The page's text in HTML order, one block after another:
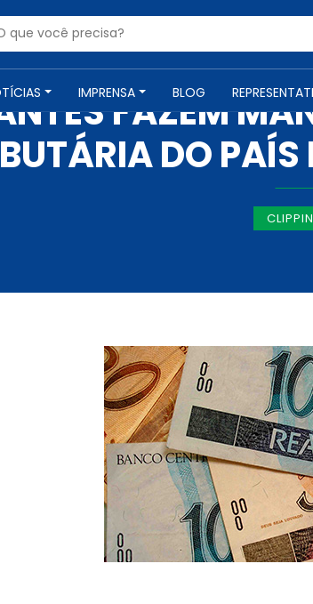
IMPRENSA BLOG
IMPRENSA -11
FAZEM
DO PAÍS